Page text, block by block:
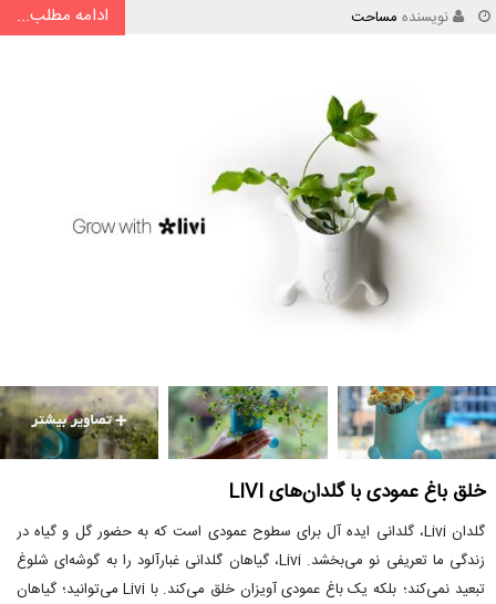
نویسنده مساحت ادامه مطلب...
خلق باغ عمودی با گلدان‌های LIVI
گلدان Livi، گلدانی ایده آل برای سطوح عمودی است که به حضور گل و گیاه در
زندگی ما تعریفی نو می‌بخشد. Livi، گیاهان گلدانی غبارآلود را به گوشه‌ای شلوغ
تبعید نمی‌کند؛ بلکه یک باغ عمودی آویزان خلق می‌کند. با Livi می‌توانید؛ گیاهان